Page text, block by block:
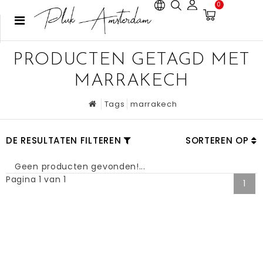
0
PRODUCTEN GETAGD MET
MARRAKECH
Tags marrakech
DE RESULTATEN FILTEREN SORTEREN OP
Geen producten gevonden!...
Pagina 1 van 1
1